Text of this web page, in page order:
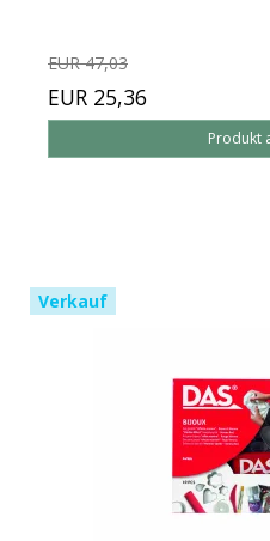
EUR 47,03
EUR 25,36
Produkt
Verkauf